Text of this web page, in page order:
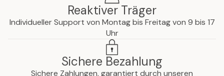
Reaktiver Träger
Individueller Support von Montag bis Freitag von 9 bis 17
Uhr
Sichere Bezahlung
Sichere Zahlungen, garantiert durch unseren